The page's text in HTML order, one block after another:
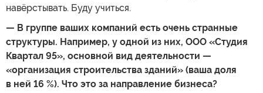
навёрстывать. Буду учиться.
— В группе ваших компаний есть очень странные
структуры. Например, у одной из них, ООО «Студия
Квартал 95», основной вид деятельности —
«организация строительства зданий» (ваша доля
в ней 16 %). Что это за направление бизнеса?